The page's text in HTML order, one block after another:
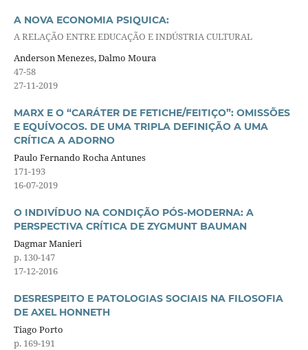
A NOVA ECONOMIA PSIQUICA:
A RELAÇÃO ENTRE EDUCAÇÃO E INDÚSTRIA CULTURAL
Anderson Menezes, Dalmo Moura
47-58
27-11-2019
MARX E O “CARÁTER DE FETICHE/FEITIÇO”: OMISSÕES
E EQUÍVOCOS. DE UMA TRIPLA DEFINIÇÃO A UMA
CRÍTICA A ADORNO
Paulo Fernando Rocha Antunes
171-193
16-07-2019
O INDIVÍDUO NA CONDIÇÃO PÓS-MODERNA: A
PERSPECTIVA CRÍTICA DE ZYGMUNT BAUMAN
Dagmar Manieri
p. 130-147
17-12-2016
DESRESPEITO E PATOLOGIAS SOCIAIS NA FILOSOFIA
DE AXEL HONNETH
Tiago Porto
p. 169-191